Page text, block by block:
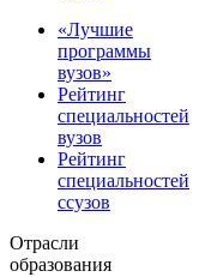
«Лучшие
программы
вузов»
Рейтинг
специальностей
вузов
Рейтинг
специальностей
ссузов
Отрасли
образования